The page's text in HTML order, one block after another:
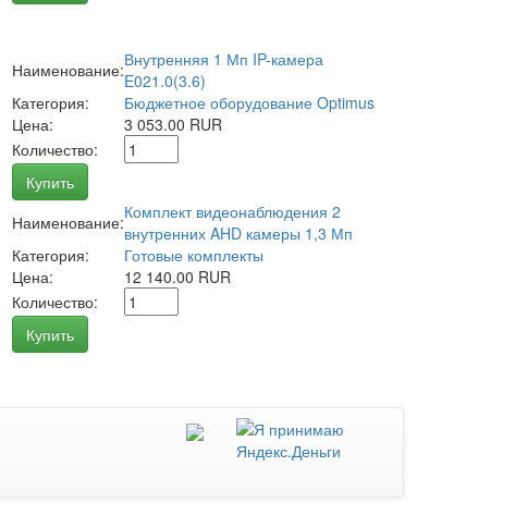
Наименование:Внутренняя 1 Мп IP-камера
E021.0(3.6)
Категория:
Бюджетное оборудование Optimus
Цена:
3 053.00 RUR
Количество:
Купить
Наименование:Комплект видеонаблюдения 2
внутренних AHD камеры 1,3 Мп
Категория:
Готовые комплекты
Цена:
12 140.00 RUR
Количество:
Купить